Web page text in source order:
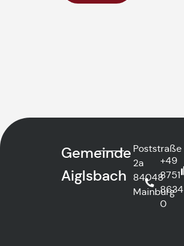
Gemeinde
Aiglsbach
Poststraße
2a
84048
Mainburg
+49
8751
8634
0